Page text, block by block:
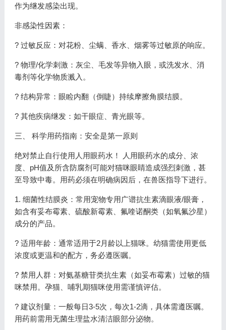
作为继发感染出现。
非感染性因素：
? 过敏反应：对花粉、尘螨、香水、烟雾等过敏原的响应。
? 物理/化学刺激：灰尘、毛发等异物入眼，或洗发水、消
毒剂等化学物质溅入。
? 结构异常：眼睑内翻（倒睫）持续摩擦角膜结膜。
? 其他疾病继发：如干眼症、青光眼等。
三、 科学用药指南：安全是第一原则
绝对禁止自行使用人用眼药水！ 人用眼药水的成分、浓
度、pH值及所含防腐剂可能对猫咪眼睛造成强烈刺激，甚
至导致中毒。用药必须在明确病因后，在兽医指导下进行。
1. 细菌性结膜炎：常用宠物专用广谱抗生素滴眼液/眼膏，
如含有妥布霉素、硫酸新霉素、氟喹诺酮类（如氧氟沙星）
成分的产品。
? 适用年龄：通常适用于2月龄以上猫咪。幼猫需使用更低
浓度或更温和的配方，务必遵医嘱。
? 禁用人群：对氨基糖苷类抗生素（如妥布霉素）过敏的猫
咪禁用。孕猫、哺乳期猫咪使用需谨慎评估。
? 建议剂量：一般每日3-5次，每次1-2滴，具体需遵医嘱。
用药前需用无菌生理盐水清洁眼部分泌物。